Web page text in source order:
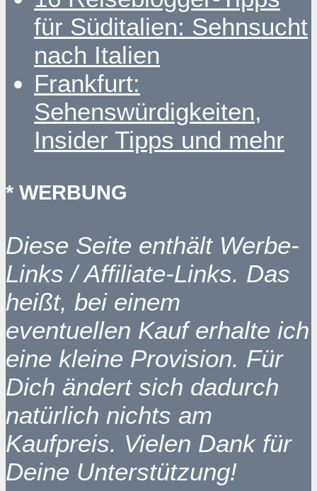
für Süditalien: Sehnsucht
nach Italien
Frankfurt:
Sehenswürdigkeiten,
Insider Tipps und mehr
* WERBUNG
Diese Seite enthält Werbe-
Links / Affiliate-Links. Das
heißt, bei einem
eventuellen Kauf erhalte ich
eine kleine Provision. Für
Dich ändert sich dadurch
natürlich nichts am
Kaufpreis. Vielen Dank für
Deine Unterstützung!